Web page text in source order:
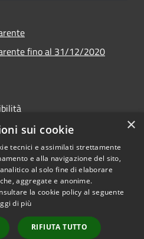
fino al 31/12/2020
Copyright © 2026 • Comune di
Teramo • Powered by
Municipium• Accesso
×
sui cookie
tecnici e assimilati strettamente
e alla navigazione del sito,
al solo fine di elaborare
aggregate e anonime.
la cookie policy al seguente
di più
RIFIUTA TUTTO